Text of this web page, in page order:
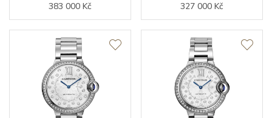
383 000 Kč 327 000 Kč